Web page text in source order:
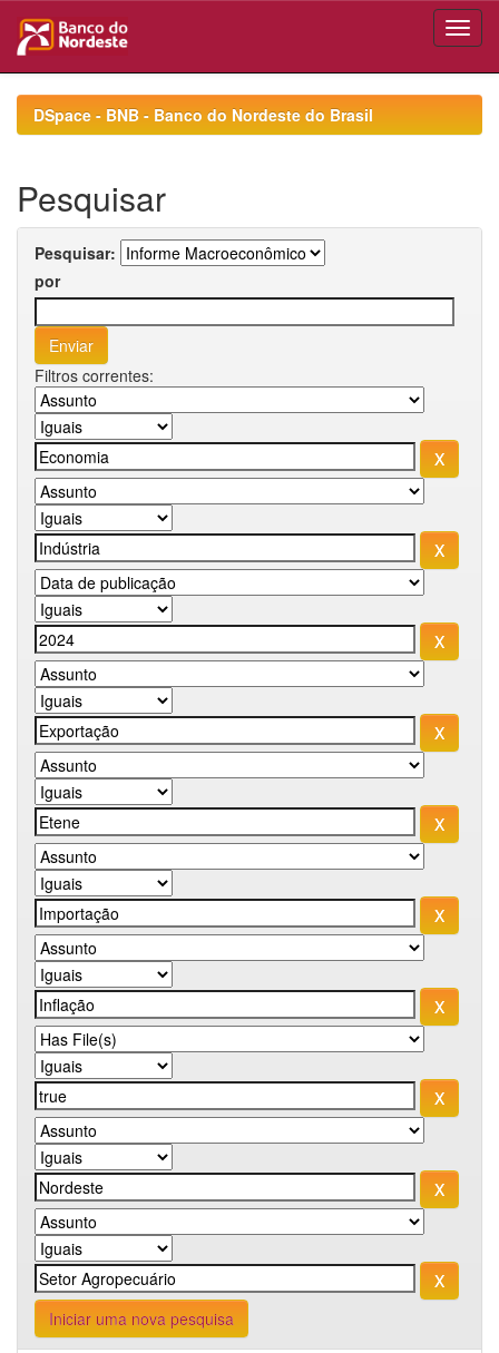
navigationDSpace - BNB - Banco do Nordeste do Brasil
Pesquisar
Pesquisar:
por
Filtros correntes:
Iniciar uma nova pesquisa